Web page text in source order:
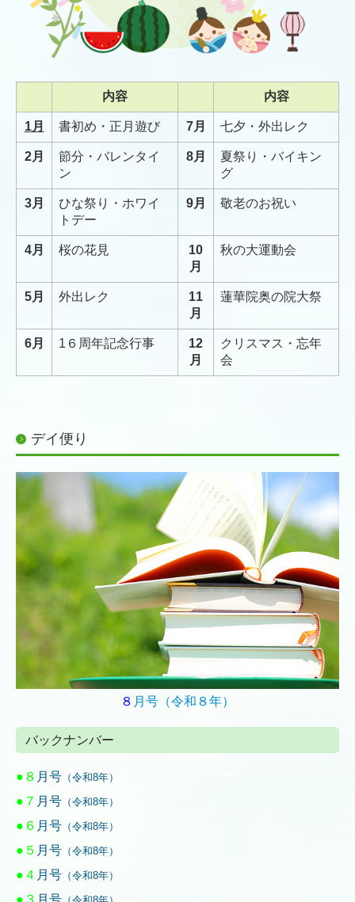
内容 内容
1月 書初め・正月遊び 7月 七夕・外出レク
2月
節分・バレンタイ
ン
8月
夏祭り・バイキン
グ
3月
ひな祭り・ホワイ
トデー
9月 敬老のお祝い
4月 桜の花見
10
月
秋の大運動会
5月 外出レク
11
月
蓮華院奥の院大祭
6月 1６周年記念行事
12
月
クリスマス・忘年
会
デイ便り
８ 月号（令和８年）
バックナンバー
●８ 月号 （令和8年）
●７ 月号 （令和8年）
●６ 月号 （令和8年）
●５ 月号 （令和8年）
●４ 月号 （令和8年）